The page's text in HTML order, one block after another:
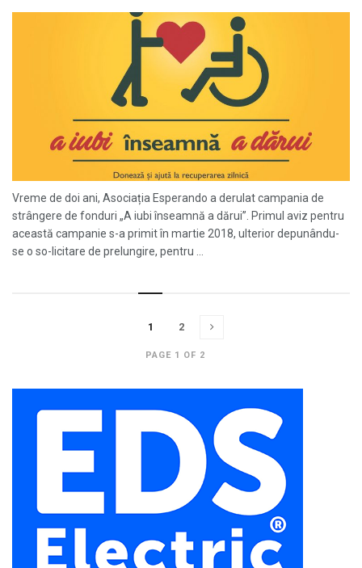
Vreme de doi ani, Asociația Esperando a derulat campania de
strângere de fonduri „A iubi înseamnă a dărui”. Primul aviz pentru
această campanie s-a primit în martie 2018, ulterior depunându-
se o so-licitare de prelungire, pentru ...
PAGE 1 OF 2
1 2